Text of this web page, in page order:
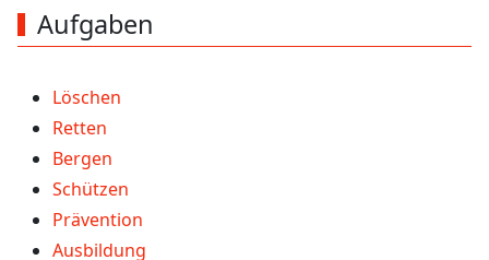
Aufgaben
Löschen
Retten
Bergen
Schützen
Prävention
Ausbildung